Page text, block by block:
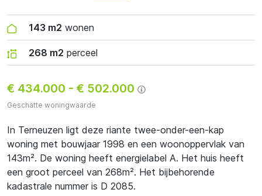
143 m2 wonen
268 m2 perceel
€ 434.000 - € 502.000
Geschatte woningwaarde
In Terneuzen ligt deze riante twee-onder-een-kap
woning met bouwjaar 1998 en een woonoppervlak van
143m². De woning heeft energielabel A. Het huis heeft
een groot perceel van 268m². Het bijbehorende
kadastrale nummer is D 2085.